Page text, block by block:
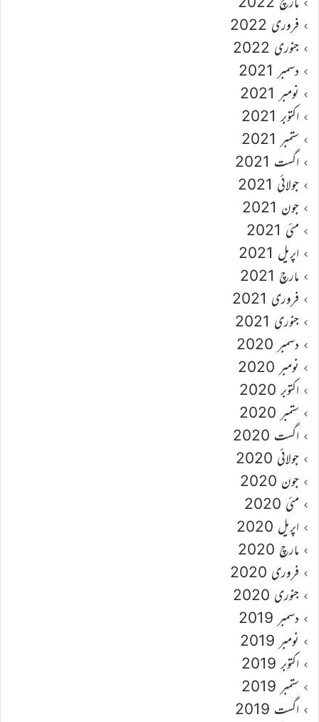
فروری 2022
جنوری 2022
دسمبر 2021
نومبر 2021
اکتوبر 2021
ستمبر 2021
اگست 2021
جولائی 2021
جون 2021
مئی 2021
اپریل 2021
مارچ 2021
فروری 2021
جنوری 2021
دسمبر 2020
نومبر 2020
اکتوبر 2020
ستمبر 2020
اگست 2020
جولائی 2020
جون 2020
مئی 2020
اپریل 2020
مارچ 2020
فروری 2020
جنوری 2020
دسمبر 2019
نومبر 2019
اکتوبر 2019
ستمبر 2019
اگست 2019